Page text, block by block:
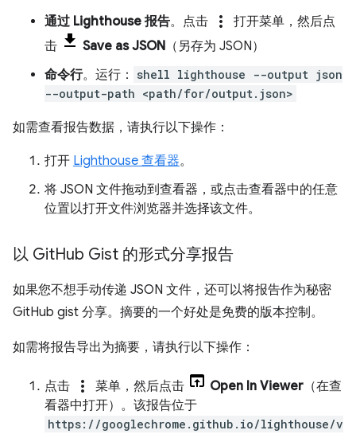
通过 Lighthouse 报告。点击 more_vert
打开菜单，然后点
击
Save as JSON （另存为 JSON）
命令行。运行：
shell lighthouse --output json
--output-path <path/for/output.json>
如需查看报告数据，请执行以下操作：
打开 Lighthouse 查看器。
将 JSON 文件拖动到查看器，或点击查看器中的任意
位置以打开文件浏览器并选择该文件。
以 GitHub Gist 的形式分享报告
如果您不想手动传递 JSON 文件，还可以将报告作为秘密
GitHub gist 分享。摘要的一个好处是免费的版本控制。
如需将报告导出为摘要，请执行以下操作：
点击 more_vert 菜单，然后点击 Open In Viewer （在查
看器中打开）。该报告位于
https://googlechrome.github.io/lighthouse/v